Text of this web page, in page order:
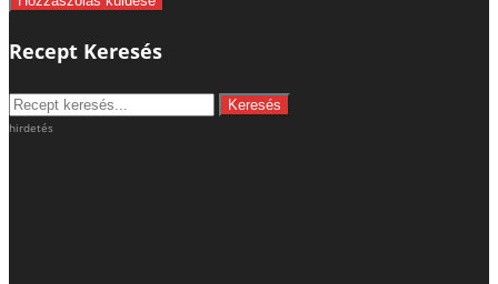
Recept Keresés
hirdetés